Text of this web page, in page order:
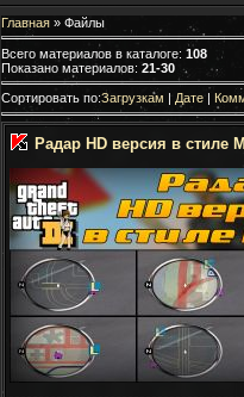
Главная » Файлы
Всего материалов в каталоге: 108
Показано материалов: 21-30
Сортировать по:Загрузкам Дате
Радар HD версия в стиле